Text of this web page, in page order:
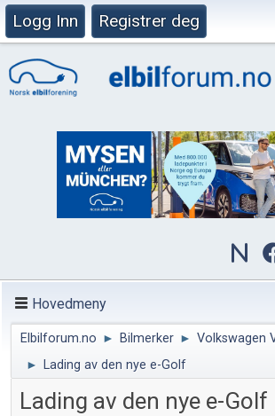
Logg Inn Registrer deg
Hovedmeny
Elbilforum.no ► Bilmerker ► Volkswagen
►
Lading av den nye e-Golf
Lading av den nye e-Golf